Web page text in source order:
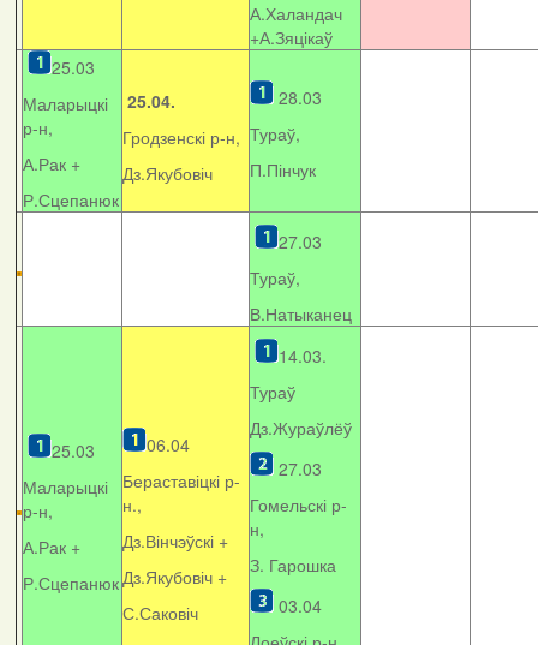
А.Халандач
+А.Зяцікаў
25.03
Маларыцкі
р-н,
А.Рак +
Р.Сцепанюк
25.04.
Гродзенскі р-н,
Дз.Якубовіч
28.03
Тураў,
П.Пінчук
27.03
Тураў,
В.Натыканец
25.03
Маларыцкі
р-н,
А.Рак +
Р.Сцепанюк
06.04
Бераставіцкі р-
н.,
Дз.Вінчэўскі +
Дз.Якубовіч +
С.Саковіч
14.03.
Тураў
Дз.Жураўлёў
27.03
Гомельскі р-
н,
З. Гарошка
03.04